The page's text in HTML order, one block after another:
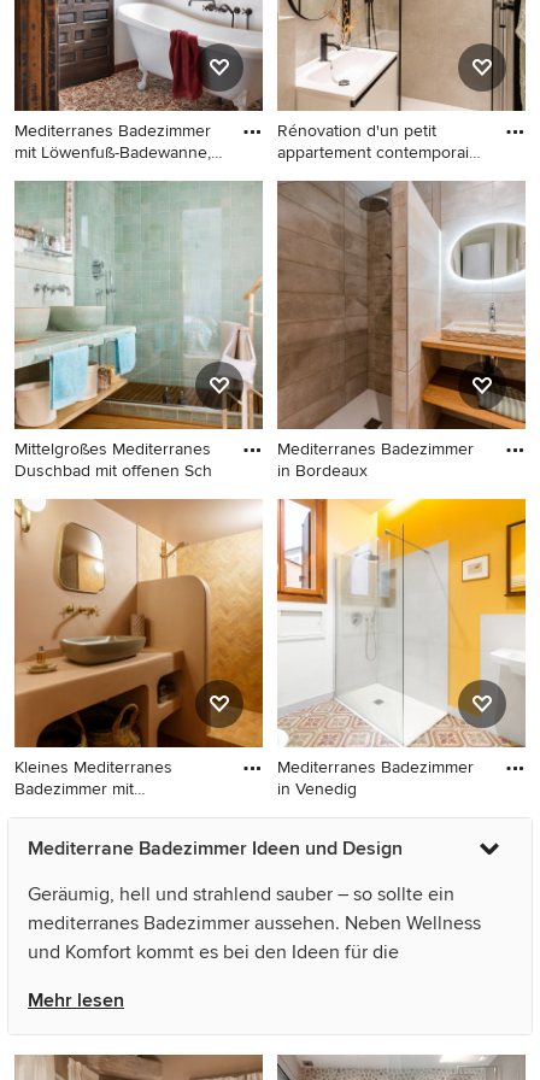
Trogwaschbecken, beigem
Boden und beiger
Waschtischplatte in Alicante-
Costa Blanca
Mediterranes Badezimmer
mit Löwenfuß-Badewanne,
Mediterranes Badezimmer
mit Löwenfuß-Badewanne,
weißer Wandfarbe und
buntem Boden in Sonstige
Rénovation d'un petit
appartement contemporain
Mediterranes Badezimmer in
Sonstige
Mittelgroßes Mediterranes
Duschbad mit offenen Sch
Mittelgroßes Mediterranes
Duschbad mit offenen
Schränken, grünen
Schränken, Eckdusche,
grünen Fliesen,
Keramikfliesen, weißer
Wandfarbe,
Aufsatzwaschbecken,
gefliestem Waschtisch,
beigem Boden und grüner
Waschtischplatte in Sonstige
Mediterranes Badezimmer
in Bordeaux
Mediterranes Badezimmer in
Bordeaux
Kleines Mediterranes
Badezimmer mit
Kleines Mediterranes
Badezimmer mit
Schrankfronten, rosa Fliesen,
Stäbchenfliesen, rosa
Wandfarbe, Terrakottaboden,
Waschbecken/Waschtisch,
orangem Boden, offener
Dusche, rosa
Mediterranes Badezimmer
in Venedig
Mediterranes Badezimmer in
Venedig
Mediterrane Badezimmer Ideen und Design
Geräumig, hell und strahlend sauber – so sollte ein
mediterranes Badezimmer aussehen. Neben Wellness
und Komfort kommt es bei den Ideen für die
Innovative Badideen bringen nicht nur für kleine Bäder
große Verbesserungen. Sorgen Sie für Aha- und Spa-
Momente im Bad! Auf Houzz finden Sie tausende Ideen,
Mehr lesen